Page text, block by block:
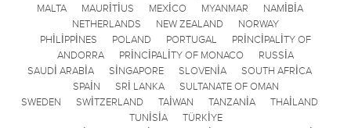
MALTA
MAURITIUS MEXICO MYANMAR
NAMIBIA
NETHERLANDS
NEW ZEALAND
NORWAY
PHILIPPINES
POLAND PORTUGAL
PRINCIPALITY OF
ANDORRA
PRINCIPALITY OF MONACO
RUSSIA
SAUDI ARABIA
SINGAPORE SLOVENIA
SOUTH AFRICA
SPAIN
SRI LANKA
SULTANATE OF OMAN
SWEDEN
SWITZERLAND TAIWAN TANZANIA
THAILAND
TUNISIA
TÜRKIYE